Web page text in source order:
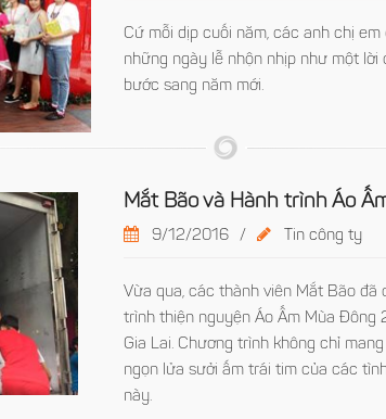
Cứ mỗi dịp cuối năm, các anh chị
những ngày lễ nhộn nhịp như một
bước sang năm mới.
Mắt Bão và Hành trình Áo
9/12/2016 / Tin công ty
Vừa qua, các thành viên Mắt Bão
trình thiện nguyện Áo Ấm Mùa Đông
Gia Lai. Chương trình không chỉ
ngọn lửa sưởi ấm trái tim của các
này.